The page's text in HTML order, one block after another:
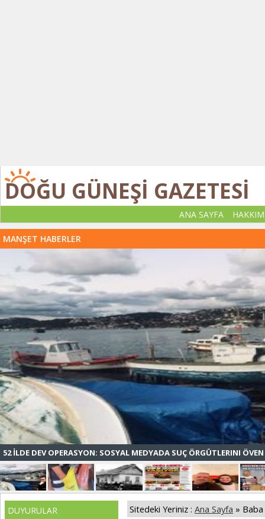
DOĞU GÜNEŞİ GAZETESİ
ANA SAYFA
MANŞET HABERLER
52 İLDE DEV OPERASYON: SOSYAL MEDYADA SUÇ ÖRGÜTLERINI
DUYURULAR Sitedeki Yeriniz : Ana Sayfa »